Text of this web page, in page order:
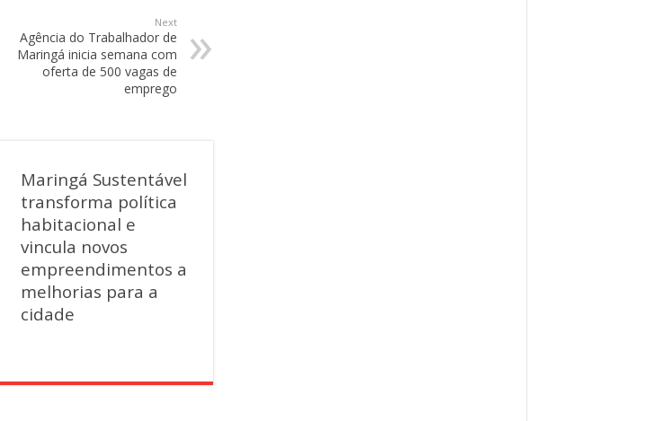
Next
Agência do Trabalhador de
Maringá inicia semana com
oferta de 500 vagas de
emprego
Maringá Sustentável
transforma política
habitacional e
vincula novos
empreendimentos a
melhorias para a
cidade